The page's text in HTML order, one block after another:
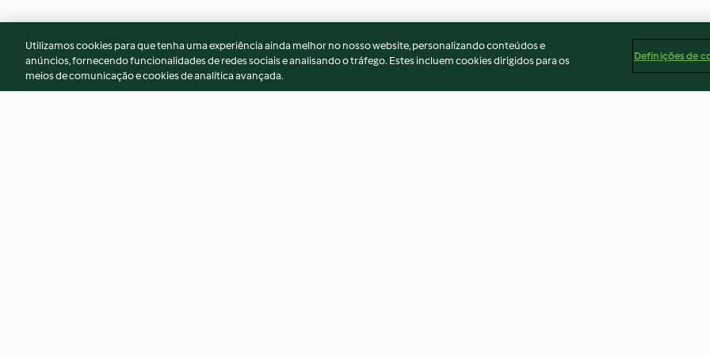
Utilizamos cookies para que tenha uma experiência ainda melhor no nosso website, personalizando conteúdos e
anúncios, fornecendo funcionalidades de redes sociais e analisando o tráfego. Estes incluem cookies dirigidos para os
meios de comunicação e cookies de analítica avançada.
Definições de